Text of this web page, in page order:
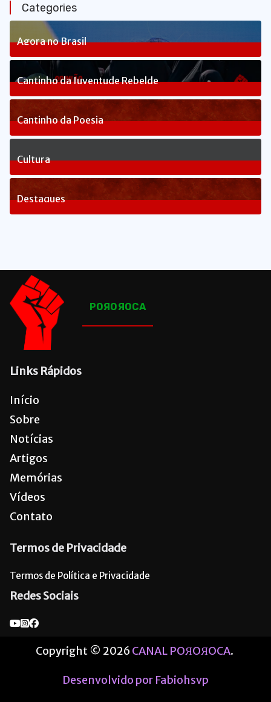
Categories
Agora no Brasil
234Posts
Cantinho da Juventude Rebelde
3Posts
Cantinho da Poesia
1Posts
Cultura
81Posts
Destaques
POЯOЯOCA
Links Rápidos
Início
Sobre
Notícias
Artigos
Memórias
Vídeos
Contato
Termos de Privacidade
Termos de Política e Privacidade
Redes Sociais
Copyright © 2026 CANAL POЯOЯOCA.
Desenvolvido por Fabiohsvp